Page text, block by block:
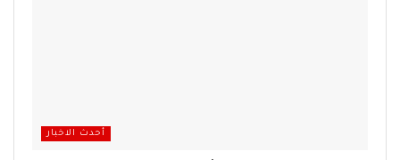
أحدث الاخبار